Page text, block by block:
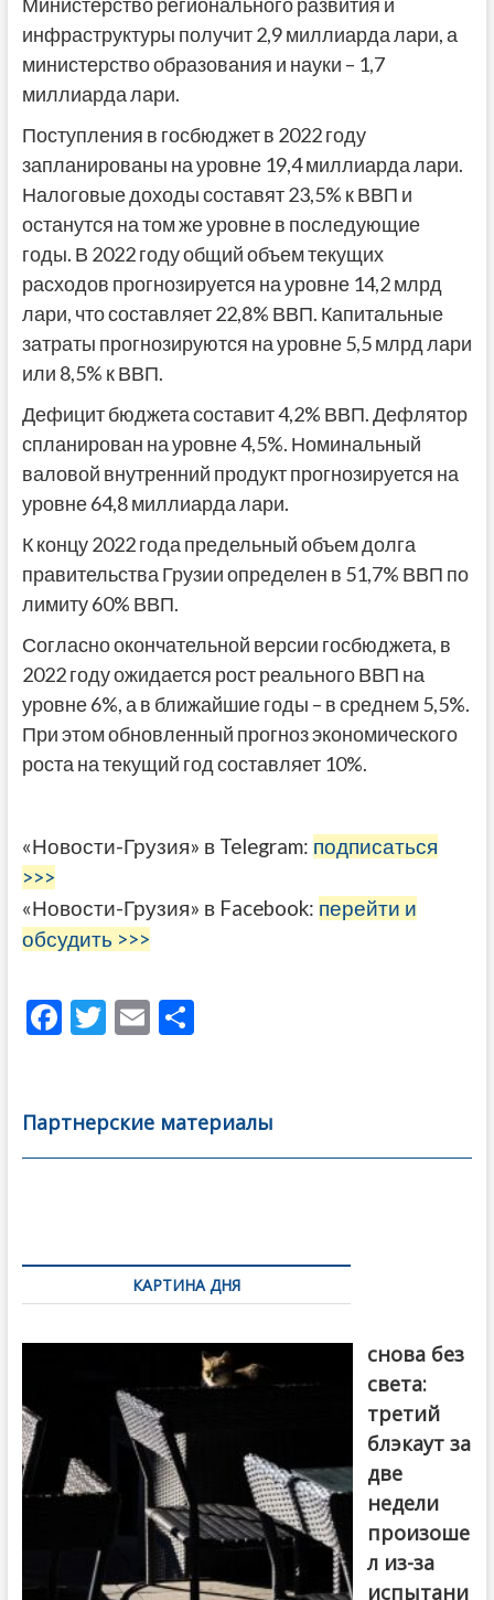
Министерство регионального развития и
инфраструктуры получит 2,9 миллиарда лари, а
министерство образования и науки – 1,7
миллиарда лари.
Поступления в госбюджет в 2022 году
запланированы на уровне 19,4 миллиарда лари.
Налоговые доходы составят 23,5% к ВВП и
останутся на том же уровне в последующие
годы. В 2022 году общий объем текущих
расходов прогнозируется на уровне 14,2 млрд
лари, что составляет 22,8% ВВП. Капитальные
затраты прогнозируются на уровне 5,5 млрд лари
или 8,5% к ВВП.
Дефицит бюджета составит 4,2% ВВП. Дефлятор
спланирован на уровне 4,5%. Номинальный
валовой внутренний продукт прогнозируется на
уровне 64,8 миллиарда лари.
К концу 2022 года предельный объем долга
правительства Грузии определен в 51,7% ВВП по
лимиту 60% ВВП.
Согласно окончательной версии госбюджета, в
2022 году ожидается рост реального ВВП на
уровне 6%, а в ближайшие годы – в среднем 5,5%.
При этом обновленный прогноз экономического
роста на текущий год составляет 10%.
«Новости-Грузия» в Telegram: подписаться
>>>
«Новости-Грузия» в Facebook: перейти и
обсудить >>>
F
b
o
T
er
E
l
О
а
в
Партнерские материалы
по
записямКАРТИНА ДНЯ
снова без
света:
третий
блэкаут за
две
недели
произоше
л из-за
испытани